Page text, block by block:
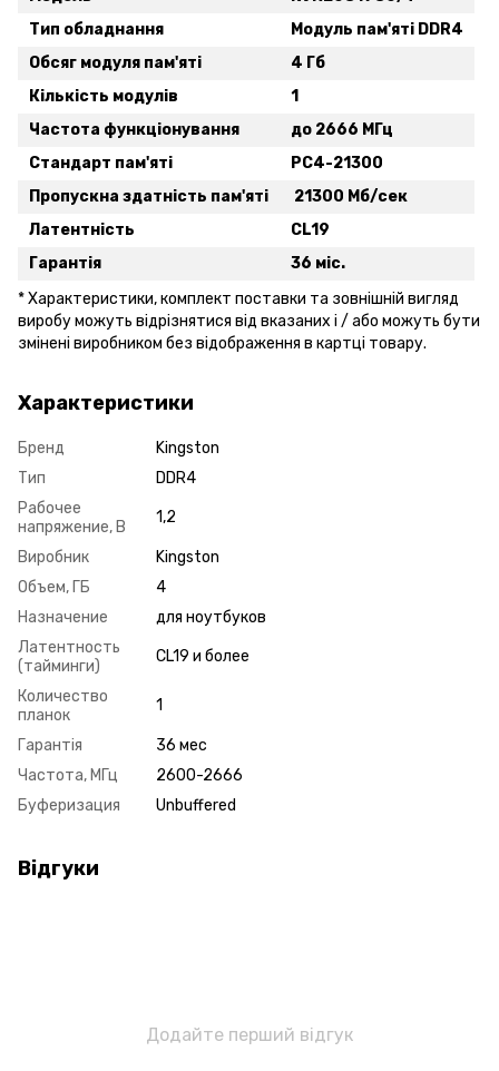
Тип обладнання
Модуль пам'яті DDR4
Обсяг модуля пам'яті
4 Гб
Кількість модулів
1
Частота функціонування
до 2666 МГц
Стандарт пам'яті
PC4-21300
Пропускна здатність пам'яті
21300 Мб/сек
Латентність
CL19
Гарантія
36 міс.
* Xарактеристики, комплект поставки та зовнішній вигляд
виробу можуть відрізнятися від вказаних і / або можуть бути
змінені виробником без відображення в картці товару.
Характеристики
Бренд
Kingston
Тип
DDR4
Рабочее
напряжение, В
1,2
Виробник
Kingston
Объем, ГБ
4
Назначение
для ноутбуков
Латентность
(тайминги)
CL19 и более
Количество
планок
1
Гарантія
36 мес
Частота, МГц
2600-2666
Буферизация
Unbuffered
Відгуки
Додайте перший відгук